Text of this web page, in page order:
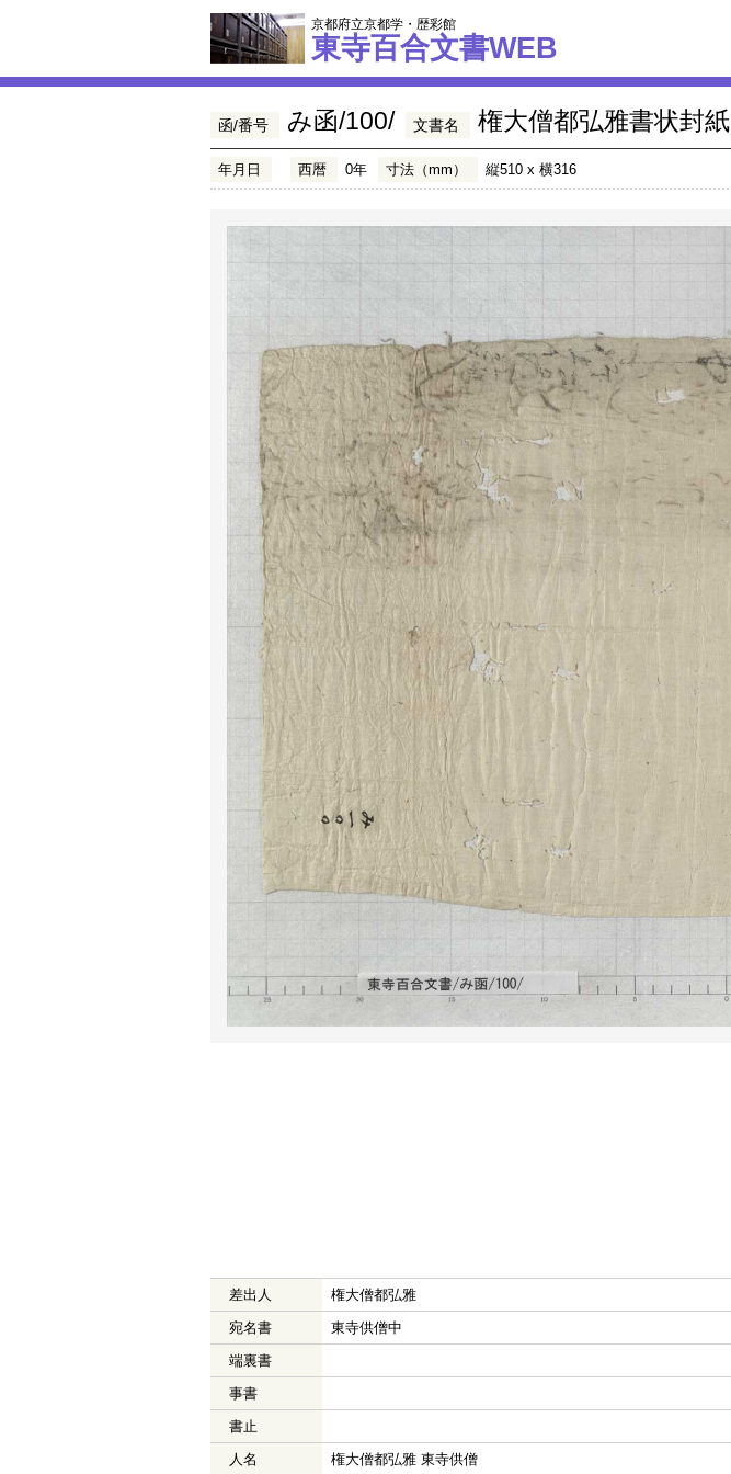
京都府立京都学・歴彩館
東寺百合文書WEB
函/番号 み函/100/ 文書名 権大僧都弘雅書状封紙
年月日 西暦 0年 寸法（mm） 縦510 x 横316
差出人
権大僧都弘雅
宛名書
東寺供僧中
端裏書
事書
書止
人名
権大僧都弘雅 東寺供僧